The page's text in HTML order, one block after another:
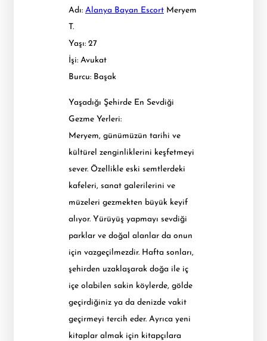
Adı: Alanya Bayan Escort Meryem
T.
Yaşı: 27
İşi: Avukat
Burcu: Başak
Yaşadığı Şehirde En Sevdiği
Gezme Yerleri:
Meryem, günümüzün tarihi ve
kültürel zenginliklerini keşfetmeyi
sever. Özellikle eski semtlerdeki
kafeleri, sanat galerilerini ve
müzeleri gezmekten büyük keyif
alıyor. Yürüyüş yapmayı sevdiği
parklar ve doğal alanlar da onun
için vazgeçilmezdir. Hafta sonları,
şehirden uzaklaşarak doğa ile iç
içe olabilen sakin köylerde, gölde
geçirdiğiniz ya da denizde vakit
geçirmeyi tercih eder. Ayrıca yeni
kitaplar almak için kitapçılara